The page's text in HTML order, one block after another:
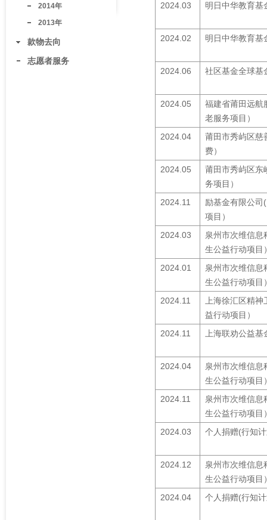
2014年
2013年
款物去向
志愿者服务
2024.03 明日中华教育基
2024.02 明日中华教育基
2024.06 社区基金全球基
2024.05
福建省莆田远航
老服务项目）
2024.04
莆田市秀屿区慈
费）
2024.05
莆田市秀屿区东
务项目）
2024.11
励基金有限公司
项目）
2024.03
泉州市次维信息
生公益行动项目
2024.01
泉州市次维信息
生公益行动项目
2024.11
上海徐汇区精
益行动项目）
2024.11
上海联劝公益
2024.04
泉州市次维信息
生公益行动项目
2024.11
泉州市次维信息
生公益行动项目
2024.03
个人捐赠(行知
2024.12
泉州市次维信息
生公益行动项目
2024.04
个人捐赠(行知